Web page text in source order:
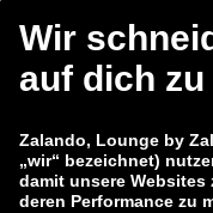
Lounge by Zalando
Datenschutzerklärung
Impressum
AGB